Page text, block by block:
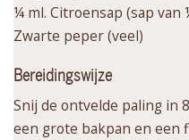
¼ ml. Citroensap (sap van
Zwarte peper (veel)
Bereidingswijze
Snij de ontvelde paling in
een grote bakpan en een